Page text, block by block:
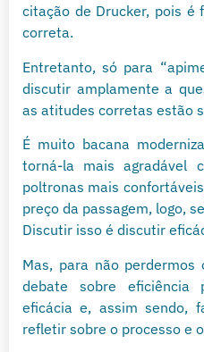
citação de Drucker, pois é
correta.
Entretanto, só para
discutir amplamente a
as atitudes corretas estão
É muito bacana
torná-la mais agradável
poltronas mais
preço da passagem, logo,
Discutir isso é discutir
Mas, para não
debate sobre eficiência
eficácia e, assim sendo,
refletir sobre o processo e